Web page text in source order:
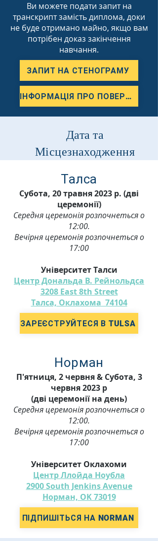
Ви можете подати запит на
транскрипт замість диплома, доки
не буде отримано майно, якщо вам
потрібен доказ закінчення
навчання.
ЗАПИТ НА СТЕНОГРАМУ
ІНФОРМАЦІЯ ПРО ПОВЕРНЕННЯ АКТИВІВ
Дата та
Місцезнаходження
Талса
Субота, 20 травня 2023 р. (дві
церемонії)
Середня церемонія розпочнеться о
12:00.
Вечірня церемонія розпочнеться о
17:00
Університет Талси
Центр Дональда В. Рейнольдса
3208 East 8th Street
Талса, Оклахома 74104
ЗАРЕЄСТРУЙТЕСЯ В TULSA
Норман
П'ятниця, 2 червня & Субота, 3
червня 2023 р
(дві церемонії на день)
Середня церемонія розпочнеться о
12:00.
Вечірня церемонія розпочнеться о
17:00
Університет Оклахоми
Центр Ллойда Ноубла
2900 South Jenkins Avenue
Норман, OK 73019
ПІДПИШІТЬСЯ НА NORMAN